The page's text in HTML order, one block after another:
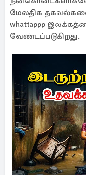
மேலதிக தகவல்களை
whattappp
வேண்டப்படுகிறது.